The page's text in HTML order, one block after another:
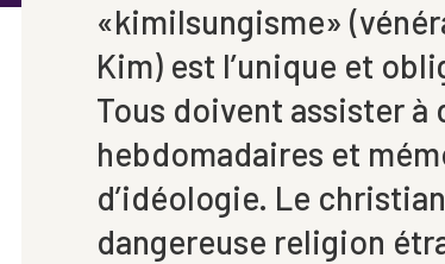
«kimilsungisme»
Kim) est l’unique et
Tous doivent assister à
hebdomadaires et
d’idéologie. Le
dangereuse religion